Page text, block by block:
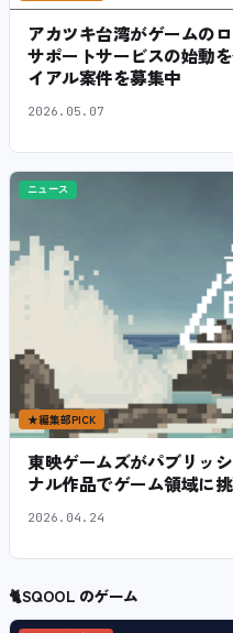
アカツキ台湾がゲームの
サポートサービスの始動
イアル案件を募集中
2026.05.07
ニュース
★編集部PICK
東映ゲームズがパブリッ
ナル作品でゲーム領域に
2026.04.24
🐈SQOOL のゲーム